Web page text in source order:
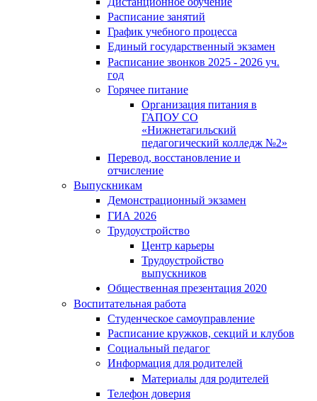
Расписание занятий
График учебного процесса
Единый государственный экзамен
Расписание звонков 2025 - 2026 уч.
год
Горячее питание
Организация питания в
ГАПОУ СО
«Нижнетагильский
педагогический колледж №2»
Перевод, восстановление и
отчисление
Выпускникам
Демонстрационный экзамен
ГИА 2026
Трудоустройство
Центр карьеры
Трудоустройство
выпускников
Общественная презентация 2020
Воспитательная работа
Студенческое самоуправление
Расписание кружков, секций и клубов
Социальный педагог
Информация для родителей
Материалы для родителей
Телефон доверия